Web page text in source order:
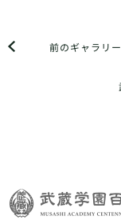
前のギャラリー